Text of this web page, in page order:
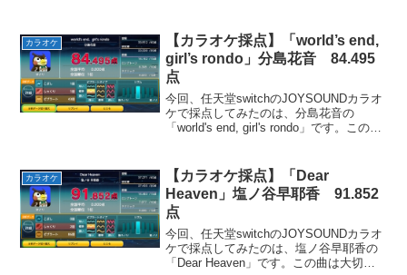
た。まぁ演歌歌手ってみんな歌唱力めっ
ちゃ高いんで...
カラオケ
【カラオケ採点】「world’s end,
girl’s rondo」分島花音 84.495
点
今回、任天堂switchのJOYSOUNDカラオ
ケで採点してみたのは、分島花音の
「world's end, girl's rondo」です。この曲
カラオケ
【カラオケ採点】「Dear
Heaven」塩ノ谷早耶香 91.852
点
今回、任天堂switchのJOYSOUNDカラオ
ケで採点してみたのは、塩ノ谷早耶香の
「Dear Heaven」です。この曲は大切な